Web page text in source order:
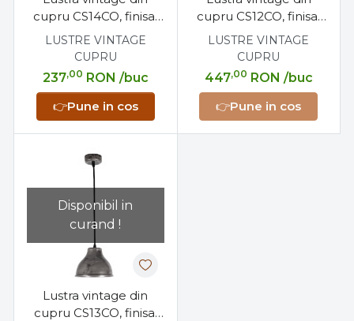
cupru CS14CO, finisaj
rustic, diametru 15,5
cm
LUSTRE VINTAGE
CUPRU
237,00 RON /buc
👉Pune in cos
cupru CS12CO, finisaj
mat, diametru 43 cm
LUSTRE VINTAGE
CUPRU
447,00 RON /buc
👉Pune in cos
Disponibil in
curand !
Lustra vintage din
cupru CS13CO, finisaj